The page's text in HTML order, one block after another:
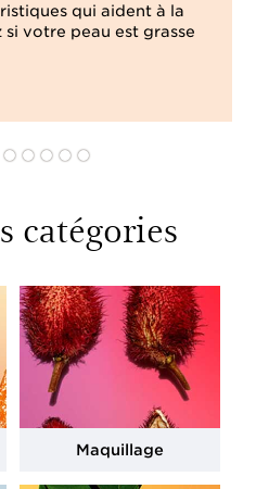
qui aident à la
votre peau est grasse
catégories
Maquillage